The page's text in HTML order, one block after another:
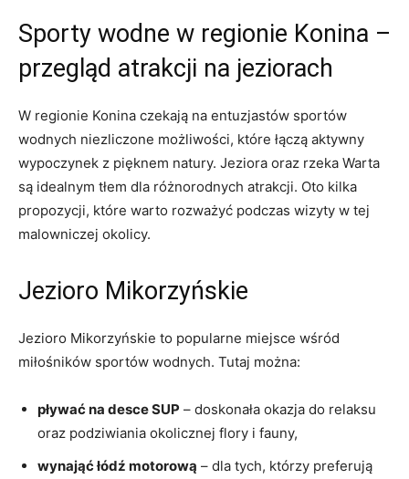
Sporty wodne w regionie Konina –
przegląd atrakcji na jeziorach
W regionie Konina czekają na entuzjastów sportów
wodnych niezliczone możliwości, które łączą aktywny
wypoczynek z pięknem natury. Jeziora oraz rzeka Warta
są idealnym tłem dla różnorodnych atrakcji. Oto kilka
propozycji, które warto rozważyć podczas wizyty w tej
malowniczej okolicy.
Jezioro Mikorzyńskie
Jezioro Mikorzyńskie to popularne miejsce wśród
miłośników sportów wodnych. Tutaj można:
pływać na desce SUP – doskonała okazja do relaksu
oraz podziwiania okolicznej flory i fauny,
wynająć łódź motorową – dla tych, którzy preferują